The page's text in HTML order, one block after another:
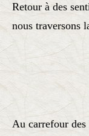
Retour à des
nous traversons
Au carrefour des